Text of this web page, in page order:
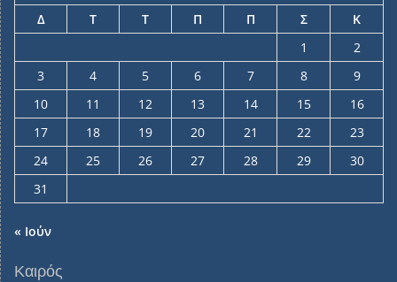
Δ
Τ Τ Π Π Σ
Κ
1
2
3
4 5 6 7 8
9
10
11 12 13 14 15
16
17
18 19 20 21 22
23
24
25 26 27 28 29
30
31
« Ιούν
Καιρός